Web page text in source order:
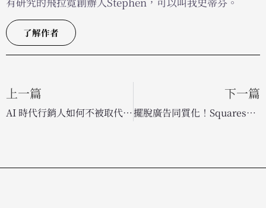
了解作者
上一篇
AI 時代行銷人如何不被取代？專業背景與市場脈絡才是策略勝出的關鍵
下一篇
擺脫廣告同質化！Squarespace 攜手艾瑪史東與鬼才導演，打造超級盃黑色電影視覺饗宴